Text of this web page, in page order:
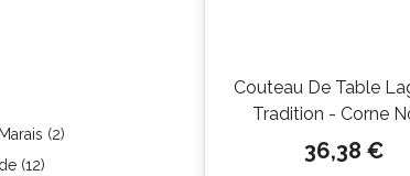
(2)
(12)
Couteau De Table
Tradition - Corne
Prix
36,38 €